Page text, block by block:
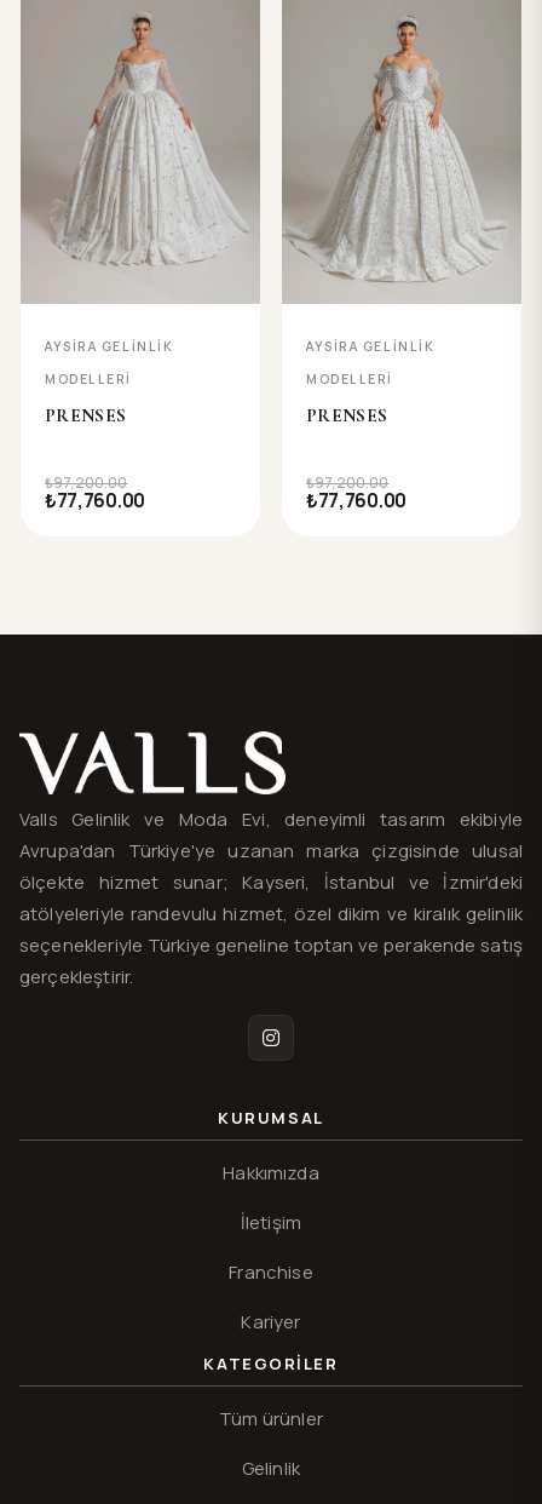
AYSIRA GELINLIK
MODELLERI
PRENSES
₺97,200.00
₺77,760.00
AYSIRA GELINLIK
MODELLERI
PRENSES
₺97,200.00
₺77,760.00
Valls® — site haritası ve iletişim
Valls Gelinlik ve Moda Evi, deneyimli tasarım ekibiyle
Avrupa'dan Türkiye'ye uzanan marka çizgisinde ulusal
ölçekte hizmet sunar; Kayseri, İstanbul ve İzmir'deki
atölyeleriyle randevulu hizmet, özel dikim ve kiralık gelinlik
seçenekleriyle Türkiye geneline toptan ve perakende satış
gerçekleştirir.
Instagram
KURUMSAL
Hakkımızda
İletişim
Franchise
Kariyer
KATEGORILER
Tüm ürünler
Gelinlik